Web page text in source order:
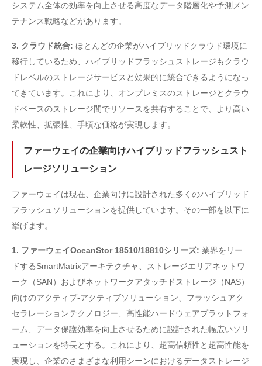
システム全体の効率を向上させる高度なデータ階層化や予測メン
テナンス戦略などがあります。
3. クラウド統合: ほとんどの企業がハイブリッドクラウド環境に
移行しているため、ハイブリッドフラッシュストレージもクラウ
ドレベルのストレージサービスと効果的に統合できるようになっ
てきています。これにより、オンプレミスのストレージとクラウ
ドベースのストレージ間でリソースを共有することで、より高い
柔軟性、拡張性、手頃な価格が実現します。
ファーウェイの企業向けハイブリッドフラッシュスト
レージソリューション
ファーウェイは現在、企業向けに設計された多くのハイブリッド
フラッシュソリューションを提供しています。その一部を以下に
挙げます。
1. ファーウェイOceanStor 18510/18810シリーズ: 業界をリー
ドするSmartMatrixアーキテクチャ、ストレージエリアネットワ
ーク（SAN）およびネットワークアタッチドストレージ（NAS）
向けのアクティブ-アクティブソリューション、フラッシュアク
セラレーションテクノロジー、高性能ハードウェアプラットフォ
ーム、データ保護効率を向上させるために設計された幅広いソリ
ューションを特長とする。これにより、超高信頼性と超高性能を
実現し、企業のさまざまな利用シーンにおけるデータストレージ